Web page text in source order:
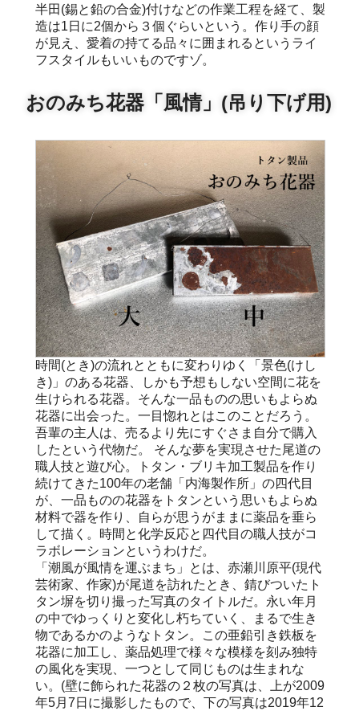
半田(錫と鉛の合金)付けなどの作業工程を経て、製
造は1日に2個から３個ぐらいという。作り手の顔
が見え、愛着の持てる品々に囲まれるというライ
フスタイルもいいものですゾ。
おのみち花器「風情」(吊り下げ用)
時間(とき)の流れとともに変わりゆく「景色(けし
き)」のある花器、しかも予想もしない空間に花を
生けられる花器。そんな一品ものの思いもよらぬ
花器に出会った。一目惚れとはこのことだろう。
吾輩の主人は、売るより先にすぐさま自分で購入
したという代物だ。 そんな夢を実現させた尾道の
職人技と遊び心。トタン・ブリキ加工製品を作り
続けてきた100年の老舗「内海製作所」の四代目
が、一品ものの花器をトタンという思いもよらぬ
材料で器を作り、自らが思うがままに薬品を垂ら
して描く。時間と化学反応と四代目の職人技がコ
ラボレーションというわけだ。
「潮風が風情を運ぶまち」とは、赤瀬川原平(現代
芸術家、作家)が尾道を訪れたとき、錆びついたト
タン塀を切り撮った写真のタイトルだ。永い年月
の中でゆっくりと変化し朽ちていく、まるで生き
物であるかのようなトタン。この亜鉛引き鉄板を
花器に加工し、薬品処理で様々な模様を刻み独特
の風化を実現、一つとして同じものは生まれな
い。(壁に飾られた花器の２枚の写真は、上が2009
年5月7日に撮影したもので、下の写真は2019年12